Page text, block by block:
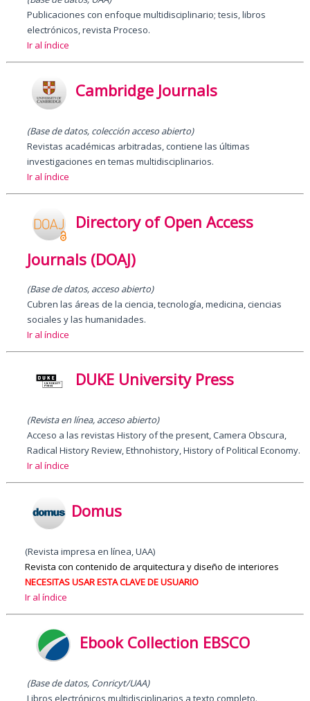
Publicaciones con enfoque multidisciplinario; tesis, libros
electrónicos, revista Proceso.
Ir al índice
Cambridge Journals
(Base de datos, colección acceso abierto)
Revistas académicas arbitradas, contiene las últimas
investigaciones en temas multidisciplinarios.
Ir al índice
Directory of Open Access
Journals (DOAJ)
(Base de datos, acceso abierto)
Cubren las áreas de la ciencia, tecnología, medicina, ciencias
sociales y las humanidades.
Ir al índice
DUKE University Press
(Revista en línea, acceso abierto)
Acceso a las revistas History of the present, Camera Obscura,
Radical History Review, Ethnohistory, History of Political Economy.
Ir al índice
Domus
(Revista impresa en línea, UAA)
Revista con contenido de arquitectura y diseño de interiores
NECESITAS USAR ESTA CLAVE DE USUARIO
Ir al índice
Ebook Collection EBSCO
(Base de datos, Conricyt/UAA)